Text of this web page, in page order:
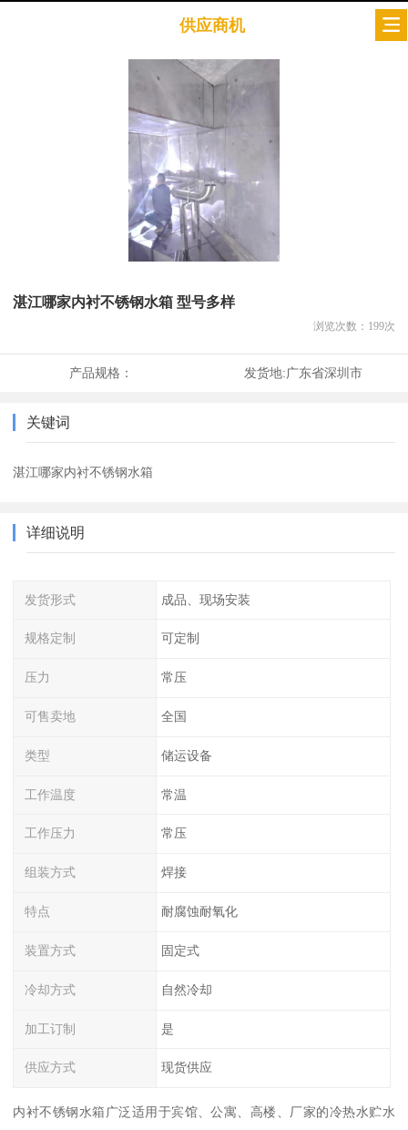
供应商机
湛江哪家内衬不锈钢水箱 型号多样
浏览次数： 199次
产品规格： 发货地:广东省深圳市
关键词
湛江哪家内衬不锈钢水箱
详细说明
发货形式 成品、现场安装
规格定制 可定制
压力 常压
可售卖地 全国
类型 储运设备
工作温度 常温
工作压力 常压
组装方式 焊接
特点 耐腐蚀耐氧化
装置方式 固定式
冷却方式 自然冷却
加工订制 是
供应方式 现货供应
内衬不锈钢水箱广泛适用于宾馆、公寓、高楼、厂家的冷热水贮水